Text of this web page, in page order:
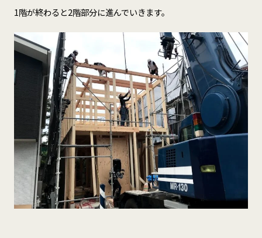
1階が終わると2階部分に進んでいきます。